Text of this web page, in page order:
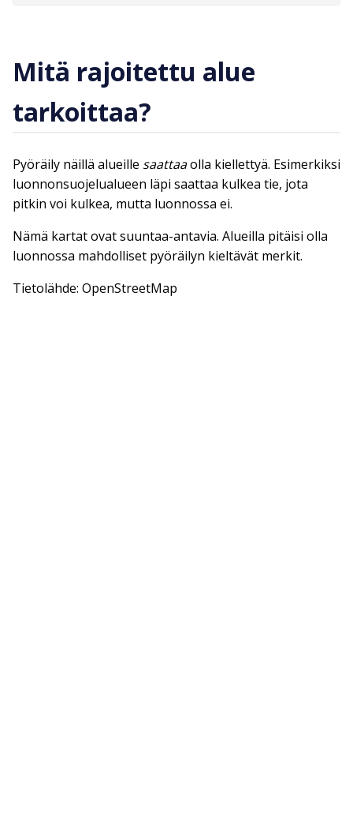
Mitä rajoitettu alue
tarkoittaa?
Pyöräily näillä alueille saattaaolla kiellettyä. Esimerkiksi
luonnonsuojelualueen läpi saattaa kulkea tie, jota
pitkin voi kulkea, mutta luonnossa ei.
Nämä kartat ovat suuntaa-antavia. Alueilla pitäisi olla
luonnossa mahdolliset pyöräilyn kieltävät merkit.
Tietolähde: OpenStreetMap